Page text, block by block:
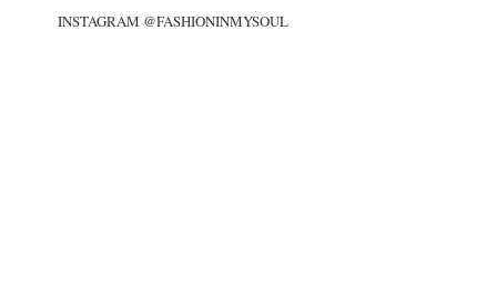
INSTAGRAM @FASHIONINMYSOUL